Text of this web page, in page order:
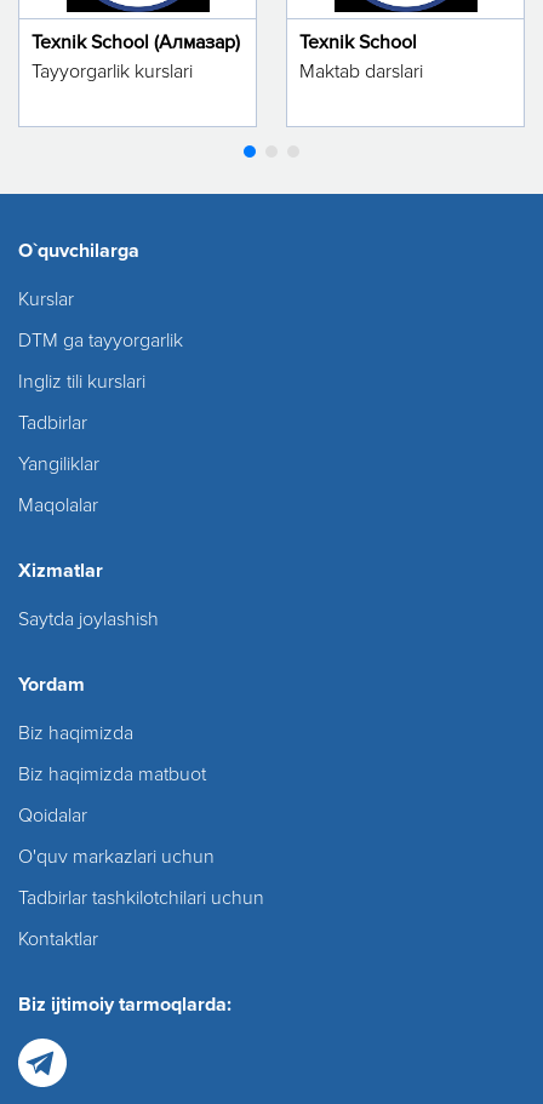
Texnik School (Алмазар)
Tayyorgarlik kurslari
Texnik School
Maktab darslari
O`quvchilarga
Kurslar
DTM ga tayyorgarlik
Ingliz tili kurslari
Tadbirlar
Yangiliklar
Maqolalar
Xizmatlar
Saytda joylashish
Yordam
Biz haqimizda
Biz haqimizda matbuot
Qoidalar
O'quv markazlari uchun
Tadbirlar tashkilotchilari uchun
Kontaktlar
Biz ijtimoiy tarmoqlarda: